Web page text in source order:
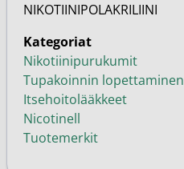
NIKOTIINIPOLAKRILIINI
Kategoriat
Nikotiinipurukumit
Tupakoinnin lopettaminen
Itsehoitolääkkeet
Nicotinell
Tuotemerkit